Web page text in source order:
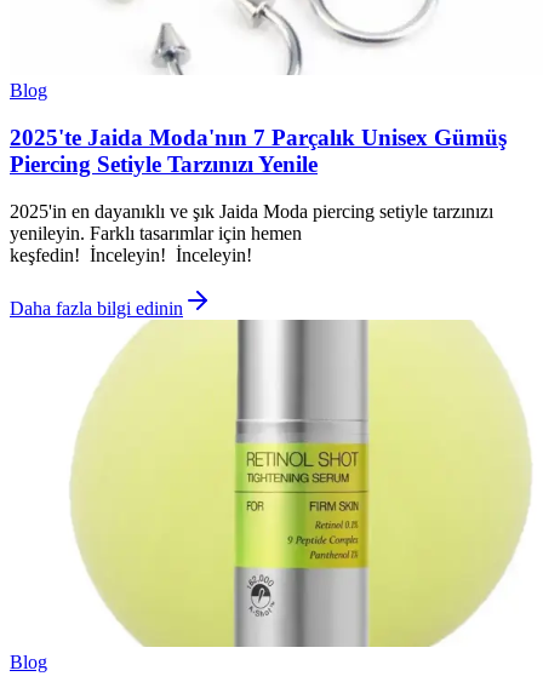
Blog
2025'te Jaida Moda'nın 7 Parçalık Unisex Gümüş
Piercing Setiyle Tarzınızı Yenile
2025'in en dayanıklı ve şık Jaida Moda piercing setiyle tarzınızı
yenileyin. Farklı tasarımlar için hemen
keşfedin! İnceleyin! İnceleyin!
Daha fazla bilgi edinin
Blog